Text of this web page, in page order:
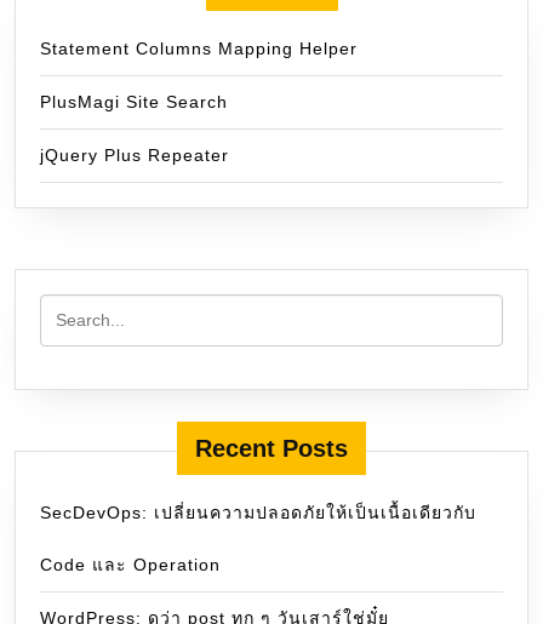
Statement Columns Mapping Helper
PlusMagi Site Search
jQuery Plus Repeater
Recent Posts
SecDevOps: เปลี่ยนความปลอดภัยให้เป็นเนื้อเดียวกับ
Code และ Operation
WordPress: ดูว่า post ทุก ๆ วันเสาร์ใช่มั๋ย